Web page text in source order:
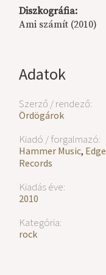
Adatok
Szerző / rendező:
Ördögárok
Kiadó / forgalmazó:
Hammer Music, Edge
Records
Kiadás éve:
2010
Kategória:
rock
Diszkográfia:
Ami számít (2010)